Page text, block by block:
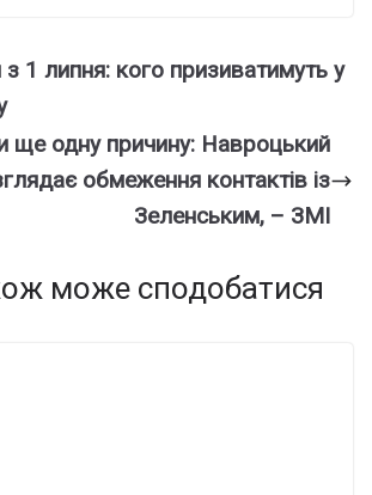
з 1 липня: кого призиватимуть у
ще одну причину: Навроцький
обмеження контактів із
Зеленським, – ЗМІ
може сподобатися